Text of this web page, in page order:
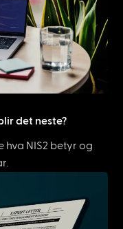
det neste?
hva NIS2 betyr og